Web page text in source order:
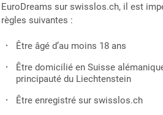
EuroDreams sur swisslos.ch, il est
règles suivantes :
Être âgé d’au moins 18 ans
Être domicilié en Suisse
principauté du Liechtenstein
Être enregistré sur swisslos.ch